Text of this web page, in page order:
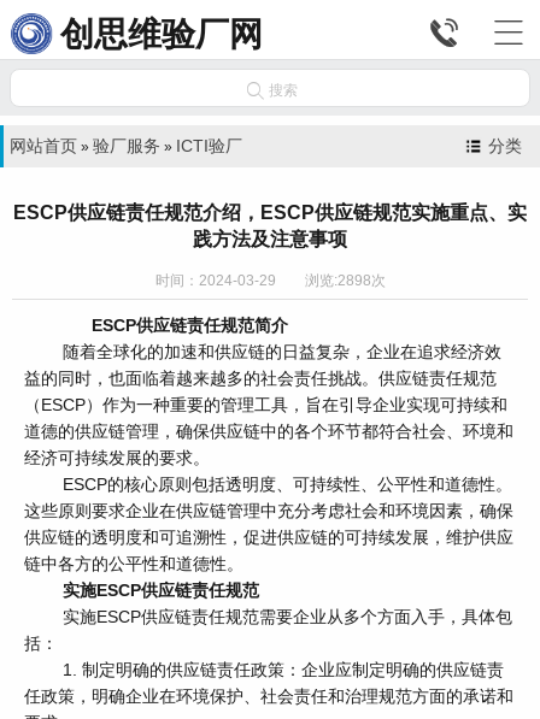
创思维验厂网 

 搜索
分类
网站首页 » 验厂服务 » ICTI验厂
ESCP供应链责任规范介绍，ESCP供应链规范实施重点、实
践方法及注意事项
时间：2024-03-29 浏览:2898次
ESCP供应链责任规范简介
随着全球化的加速和供应链的日益复杂，企业在追求经济效
益的同时，也面临着越来越多的社会责任挑战。供应链责任规范
（ESCP）作为一种重要的管理工具，旨在引导企业实现可持续和
道德的供应链管理，确保供应链中的各个环节都符合社会、环境和
经济可持续发展的要求。
ESCP的核心原则包括透明度、可持续性、公平性和道德性。
这些原则要求企业在供应链管理中充分考虑社会和环境因素，确保
供应链的透明度和可追溯性，促进供应链的可持续发展，维护供应
链中各方的公平性和道德性。
实施ESCP供应链责任规范
实施ESCP供应链责任规范需要企业从多个方面入手，具体包
括：
1. 制定明确的供应链责任政策：企业应制定明确的供应链责
任政策，明确企业在环境保护、社会责任和治理规范方面的承诺和